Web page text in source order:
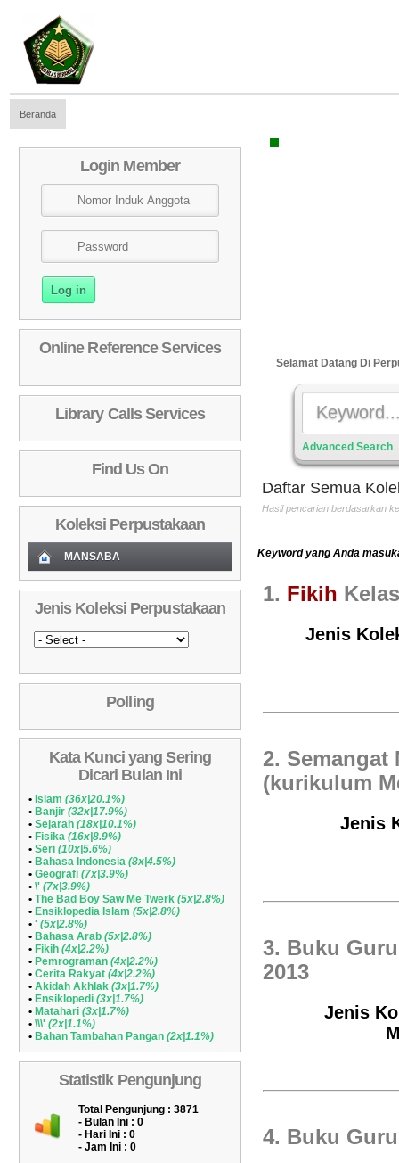
Beranda
Login Member
Online Reference Services
Library Calls Services
Find Us On
Koleksi Perpustakaan
MANSABA
02 Daftar Koleksi Baru (Tgl.Input)
03 Daftar Koleksi (Pengarang)
04 Daftar Koleksi (Judul)
Daftar Koleksi (Subyek)
06 Daftar Koleksi Banyak
Dipinjam
07 Daftar Koleksi (Klasifikasi/ddc)
Jenis Koleksi Perpustakaan
Polling
Kata Kunci yang Sering
Dicari Bulan Ini
• Islam (36x|20.1%)
• Banjir (32x|17.9%)
• Sejarah (18x|10.1%)
• Fisika (16x|8.9%)
• Seri (10x|5.6%)
• Bahasa Indonesia (8x|4.5%)
• Geografi (7x|3.9%)
• \' (7x|3.9%)
• The Bad Boy Saw Me Twerk (5x|2.8%)
• Ensiklopedia Islam (5x|2.8%)
• ' (5x|2.8%)
• Bahasa Arab (5x|2.8%)
• Fikih (4x|2.2%)
• Pemrograman (4x|2.2%)
• Cerita Rakyat (4x|2.2%)
• Akidah Akhlak (3x|1.7%)
• Ensiklopedi (3x|1.7%)
• Matahari (3x|1.7%)
• \\\' (2x|1.1%)
• Bahan Tambahan Pangan (2x|1.1%)
Statistik Pengunjung
Total Pengunjung : 3871
- Bulan Ini : 0
- Hari Ini : 0
- Jam Ini : 0
Selamat Datang Di
Advanced Search
Daftar Semua
Hasil pencarian berdasarkan
Keyword yang Anda
1. Fikih
Jenis
2.
(kurikulum
Jenis
3. Buku
2013
Jenis
4. Buku